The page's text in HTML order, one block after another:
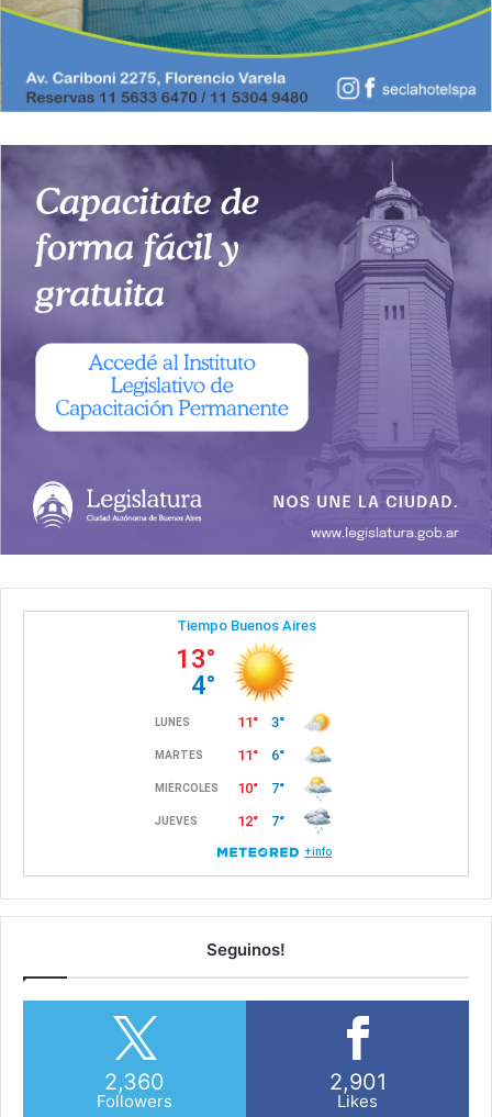
Seguinos!
2,360
Followers
2,901
Likes